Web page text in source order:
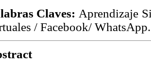
Claves: Aprendizaje
/ Facebook/ WhatsApp.